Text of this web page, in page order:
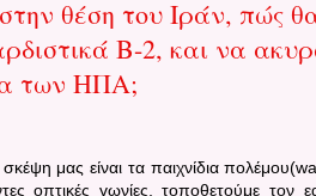
θέση του Ιράν, πώς
B-2, και να
των ΗΠΑ;
μας είναι τα παιχνίδια πολέμου(
οπτικές γωνίες, τοποθετούμε τον